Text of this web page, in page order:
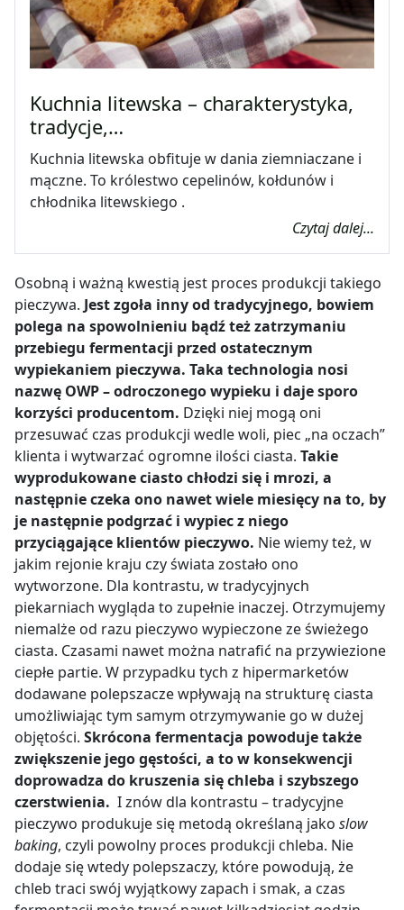
Kuchnia litewska – charakterystyka,
tradycje,…
Kuchnia litewska obfituje w dania ziemniaczane i
mączne. To królestwo cepelinów, kołdunów i
chłodnika litewskiego .
Czytaj dalej...
Osobną i ważną kwestią jest proces produkcji takiego
pieczywa. Jest zgoła inny od tradycyjnego, bowiem
polega na spowolnieniu bądź też zatrzymaniu
przebiegu fermentacji przed ostatecznym
wypiekaniem pieczywa. Taka technologia nosi
nazwę OWP – odroczonego wypieku i daje sporo
korzyści producentom. Dzięki niej mogą oni
przesuwać czas produkcji wedle woli, piec „na oczach”
klienta i wytwarzać ogromne ilości ciasta. Takie
wyprodukowane ciasto chłodzi się i mrozi, a
następnie czeka ono nawet wiele miesięcy na to, by
je następnie podgrzać i wypiec z niego
przyciągające klientów pieczywo. Nie wiemy też, w
jakim rejonie kraju czy świata zostało ono
wytworzone. Dla kontrastu, w tradycyjnych
piekarniach wygląda to zupełnie inaczej. Otrzymujemy
niemalże od razu pieczywo wypieczone ze świeżego
ciasta. Czasami nawet można natrafić na przywiezione
ciepłe partie. W przypadku tych z hipermarketów
dodawane polepszacze wpływają na strukturę ciasta
umożliwiając tym samym otrzymywanie go w dużej
objętości. Skrócona fermentacja powoduje także
zwiększenie jego gęstości, a to w konsekwencji
doprowadza do kruszenia się chleba i szybszego
czerstwienia. I znów dla kontrastu – tradycyjne
pieczywo produkuje się metodą określaną jako slow
baking, czyli powolny proces produkcji chleba. Nie
dodaje się wtedy polepszaczy, które powodują, że
chleb traci swój wyjątkowy zapach i smak, a czas